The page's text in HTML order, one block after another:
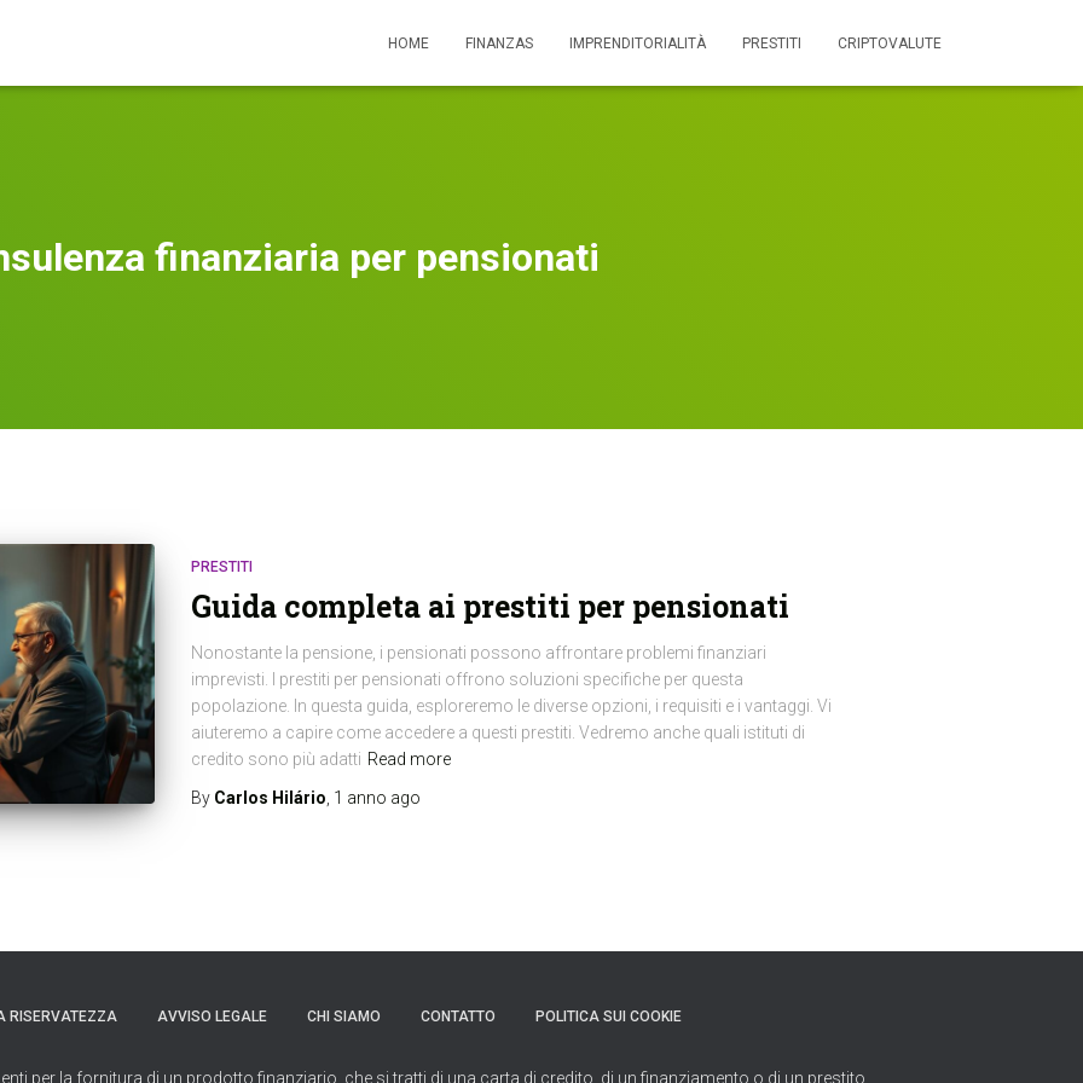
HOME FINANZAS IMPRENDITORIALITÀ PRESTITI CRIPTOVALUTE
finanziaria per pensionati
PRESTITI
Guida completa ai prestiti per pensionati
Nonostante la pensione, i pensionati possono affrontare problemi finanziari
imprevisti. I prestiti per pensionati offrono soluzioni specifiche per questa
popolazione. In questa guida, esploreremo le diverse opzioni, i requisiti e i vantaggi. Vi
aiuteremo a capire come accedere a questi prestiti. Vedremo anche quali istituti di
credito sono più adatti Read more
By Carlos Hilário 1 anno ago
RISERVATEZZA AVVISO LEGALE CHI SIAMO CONTATTO POLITICA SUI COOKIE
per la fornitura di un prodotto finanziario, che si tratti di una carta di credito, di un finanziamento o di un prestito.